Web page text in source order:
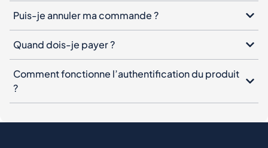
Puis-je annuler ma commande ?
Quand dois-je payer ?
Comment fonctionne l’authentification du produit
?